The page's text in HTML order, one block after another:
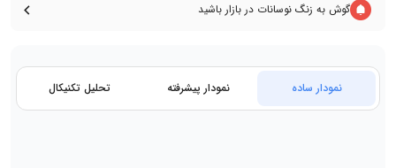
گوش به زنگ نوسانات در بازار باشید
نمودار ساده نمودار پیشرفته تحلیل تکنیکال